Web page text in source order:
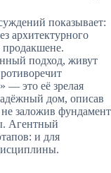
показывает:
архитектурного
продакшене.
подход, живут
— это её зрелая
дом, описав
заложив фундамент
Агентный
и для